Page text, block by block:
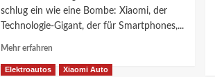
schlug ein wie eine Bombe: Xiaomi, der
Technologie-Gigant, der für Smartphones,...
Mehr erfahrenMehr
über
Elektroautos Xiaomi Auto